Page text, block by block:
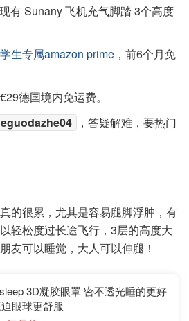
有 Sunany 飞机充气脚踏 3个高度
生专属amazon prime ，前6个月免
德国境内免运费。
，答疑解难，要热门
的很累，尤其是容易腿脚浮肿，有
轻松度过长途飞行，3层的高度大
友可以睡觉，大人可以伸腿！
3D凝胶眼罩 密不透光睡的更好
眼球更舒服